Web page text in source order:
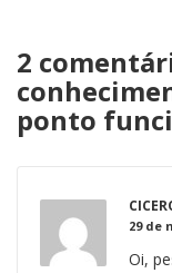
2
ponto
29 de
Oi,